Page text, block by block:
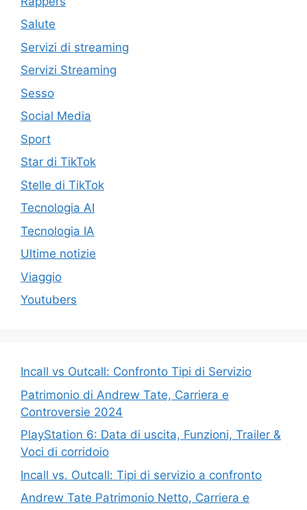
Salute
Servizi di streaming
Servizi Streaming
Sesso
Social Media
Sport
Star di TikTok
Stelle di TikTok
Tecnologia AI
Tecnologia IA
Ultime notizie
Viaggio
Youtubers
Incall vs Outcall: Confronto Tipi di Servizio
Patrimonio di Andrew Tate, Carriera e
Controversie 2024
PlayStation 6: Data di uscita, Funzioni, Trailer &
Voci di corridoio
Incall vs. Outcall: Tipi di servizio a confronto
Andrew Tate Patrimonio Netto, Carriera e